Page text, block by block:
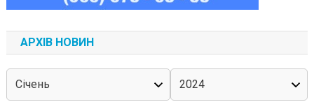
АРХІВ НОВИН